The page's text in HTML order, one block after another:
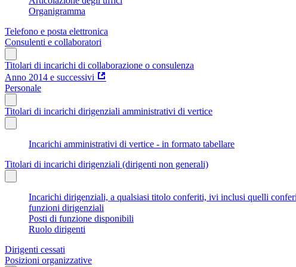
Organigramma
Telefono e posta elettronica
Consulenti e collaboratori
Titolari di incarichi di collaborazione o consulenza
Anno 2014 e successivi
Personale
Titolari di incarichi dirigenziali amministrativi di vertice
Incarichi amministrativi di vertice - in formato tabellare
Titolari di incarichi dirigenziali (dirigenti non generali)
Incarichi dirigenziali, a qualsiasi titolo conferiti, ivi inclusi quelli
funzioni dirigenziali
Posti di funzione disponibili
Ruolo dirigenti
Dirigenti cessati
Posizioni organizzative